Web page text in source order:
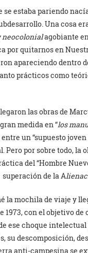
estaba pariendo
Una cosa
neocolonialagobiante
por quitarnos en
apareciendo dentro
prácticos como
las obras de
medida en “los
un “supuesto
por sobre todo, la
del “Hombre
de la A
la mochila de viaje y
1973, con el objetivo
ese choque
su descomposición,
anti-campesina se